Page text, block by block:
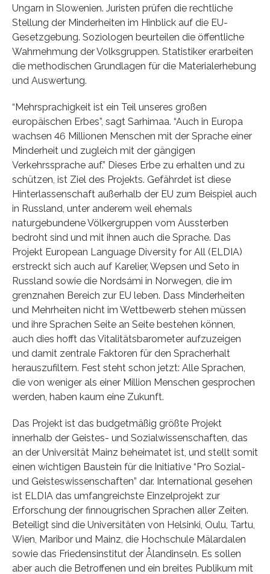
Ungarn in Slowenien. Juristen prüfen die rechtliche
Stellung der Minderheiten im Hinblick auf die EU-
Gesetzgebung. Soziologen beurteilen die öffentliche
Wahrnehmung der Volksgruppen. Statistiker erarbeiten
die methodischen Grundlagen für die Materialerhebung
und Auswertung.
“Mehrsprachigkeit ist ein Teil unseres großen
europäischen Erbes”, sagt Sarhimaa. “Auch in Europa
wachsen 46 Millionen Menschen mit der Sprache einer
Minderheit und zugleich mit der gängigen
Verkehrssprache auf.” Dieses Erbe zu erhalten und zu
schützen, ist Ziel des Projekts. Gefährdet ist diese
Hinterlassenschaft außerhalb der EU zum Beispiel auch
in Russland, unter anderem weil ehemals
naturgebundene Völkergruppen vom Aussterben
bedroht sind und mit ihnen auch die Sprache. Das
Projekt European Language Diversity for All (ELDIA)
erstreckt sich auch auf Karelier, Wepsen und Seto in
Russland sowie die Nordsámi in Norwegen, die im
grenznahen Bereich zur EU leben. Dass Minderheiten
und Mehrheiten nicht im Wettbewerb stehen müssen
und ihre Sprachen Seite an Seite bestehen können,
auch dies hofft das Vitalitätsbarometer aufzuzeigen
und damit zentrale Faktoren für den Spracherhalt
herauszufiltern. Fest steht schon jetzt: Alle Sprachen,
die von weniger als einer Million Menschen gesprochen
werden, haben kaum eine Zukunft.
Das Projekt ist das budgetmäßig größte Projekt
innerhalb der Geistes- und Sozialwissenschaften, das
an der Universität Mainz beheimatet ist, und stellt somit
einen wichtigen Baustein für die Initiative “Pro Sozial-
und Geisteswissenschaften” dar. International gesehen
ist ELDIA das umfangreichste Einzelprojekt zur
Erforschung der finnougrischen Sprachen aller Zeiten.
Beteiligt sind die Universitäten von Helsinki, Oulu, Tartu,
Wien, Maribor und Mainz, die Hochschule Mälardalen
sowie das Friedensinstitut der Ålandinseln. Es sollen
aber auch die Betroffenen und ein breites Publikum mit